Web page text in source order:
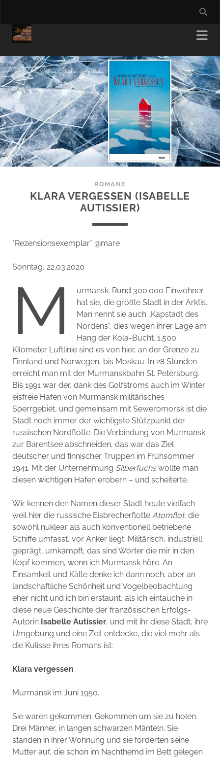
ROMANE
KLARA VERGESSEN (ISABELLE
AUTISSIER)
*Rezensionsexemplar* @mare
Sonntag, 22.03.2020
M
urmansk. Rund 300.000 Einwohner
hat sie, die größte Stadt in der Arktis.
Man nennt sie auch „Kapstadt des
Nordens“, dies wegen ihrer Lage am
Hang der Kola-Bucht. 1.500
Kilometer Luftlinie sind es von hier, an der Grenze zu
Finnland und Norwegen, bis Moskau. In 28 Stunden
erreicht man mit der Murmanskbahn St. Petersburg.
Bis 1991 war der, dank des Golfstroms auch im Winter
eisfreie Hafen von Murmansk militärisches
Sperrgebiet, und gemeinsam mit Seweromorsk ist die
Stadt noch immer der wichtigste Stützpunkt der
russischen Nordflotte. Die Verbindung von Murmansk
zur Barentsee abschneiden, das war das Ziel
deutscher und finnischer Truppen im Frühsommer
1941. Mit der Unternehmung Silberfuchswollte man
diesen wichtigen Hafen erobern – und scheiterte.
Wir kennen den Namen dieser Stadt heute vielfach
weil hier die russische Eisbrecherflotte Atomflot, die
sowohl nuklear als auch konventionell betriebene
Schiffe umfasst, vor Anker liegt. Militärisch, industriell
geprägt, umkämpft, das sind Wörter die mir in den
Kopf kommen, wenn ich Murmansk höre. An
Einsamkeit und Kälte denke ich dann noch, aber an
landschaftliche Schönheit und Vogelbeobachtung
eher nicht und ich bin erstaunt, als ich eintauche in
diese neue Geschichte der französischen Erfolgs-
Autorin Isabelle Autissier, und mit ihr diese Stadt, ihre
Umgebung und eine Zeit entdecke, die viel mehr als
die Kulisse ihres Romans ist:
Klara vergessen
Murmansk im Juni 1950.
Sie waren gekommen. Gekommen um sie zu holen.
Drei Männer, in langen schwarzen Mänteln. Sie
standen in ihrer Wohnung und sie forderten seine
Mutter auf, die schon im Nachthemd im Bett gelegen